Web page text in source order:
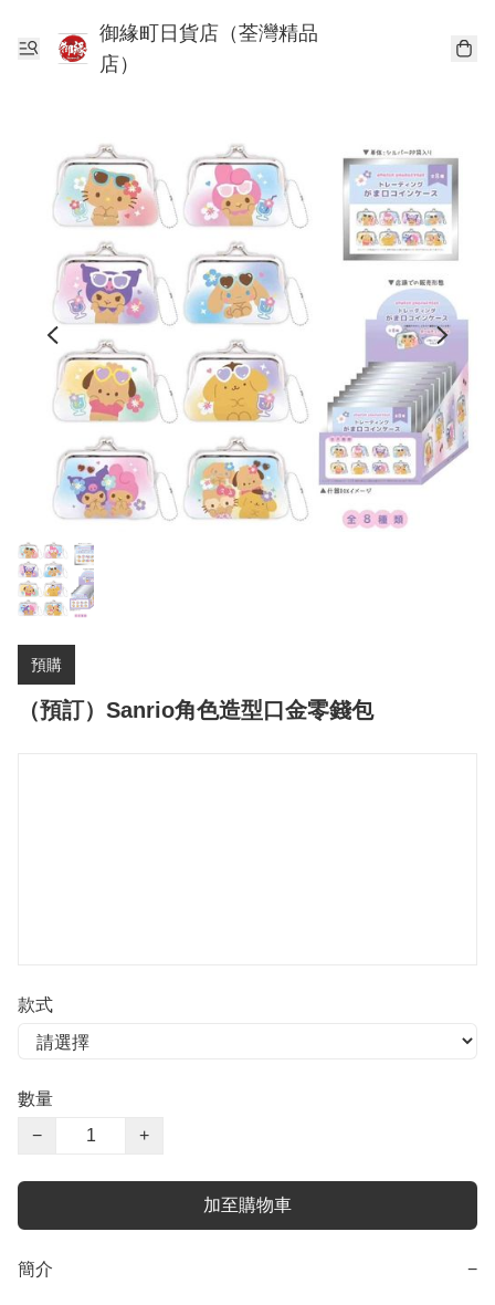
御緣町日貨店（荃灣精品
店）
預購
（預訂）Sanrio角色造型口金零錢包
款式
數量
−
+
加至購物車
簡介 −